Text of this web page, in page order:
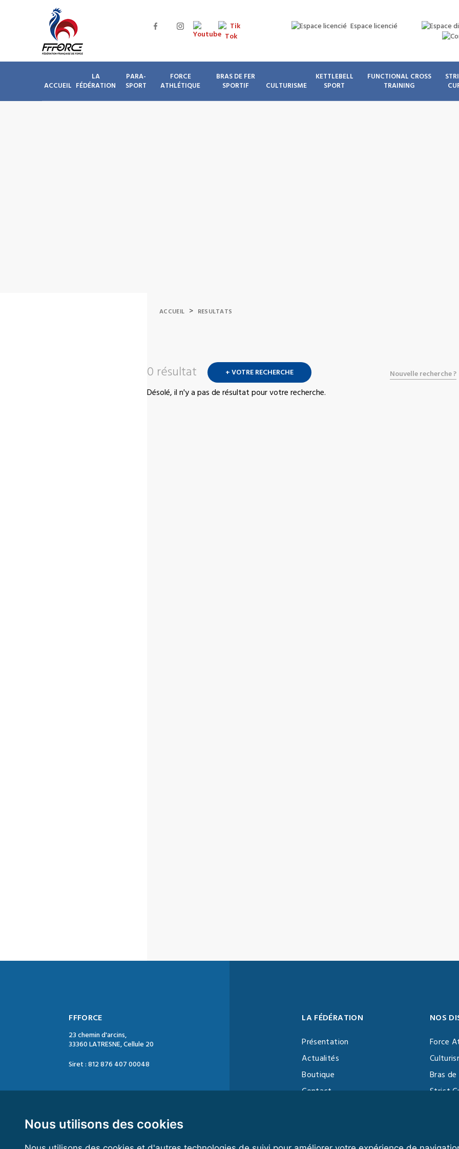
Nous utilisons des cookies
Espace licencié
ACCUEIL
LA
FÉDÉRATION
PARA-
SPORT
FORCE
ATHLÉTIQUE
BRAS DE FER
SPORTIF
CULTURISME
KETTLEBELL
SPORT
FUNCTIONAL CROSS
TRAINING
ACCUEIL > RESULTATS
0 résultat + VOTRE RECHERCHE Nouvelle recherche ?
Désolé, il n'y a pas de résultat pour votre recherche.
FFFORCE
23 chemin d'arcins,
33360 LATRESNE, Cellule 20
Siret : 812 876 407 00048
Mail : contact@ffforce.fr
LA FÉDÉRATION
Présentation
Actualités
Boutique
Contact
NOS
Force
Bras
Strict